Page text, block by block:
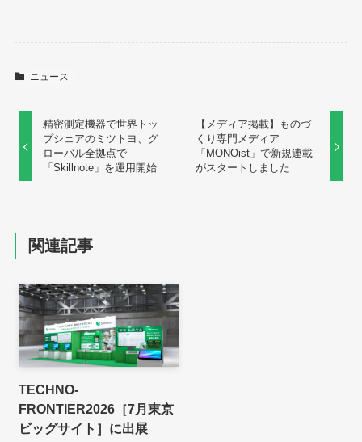
ニュース
精密測定機器で世界トッ
プシェアのミツトヨ、グ
ローバル全拠点で
「Skillnote」を運用開始
【メディア掲載】ものづ
くり専門メディア
「MONOist」で新規連載
がスタートしました
関連記事
TECHNO-
FRONTIER2026［7月東京
ビッグサイト］に出展